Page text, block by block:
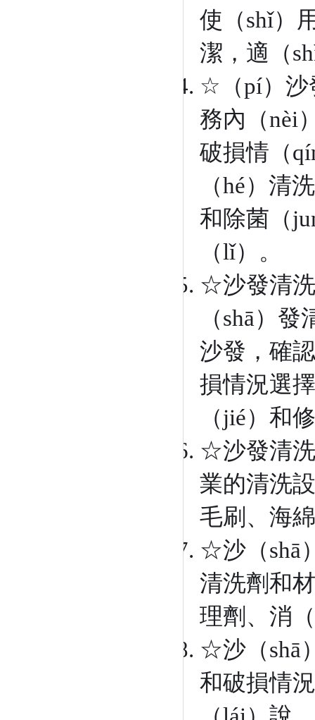
使（shǐ）
潔，適（
☆（pí）沙
務內（nèi
破損情（
（hé）清
和除菌（
（lǐ）。
☆沙發清洗
（shā）
沙發，確
損情況選
（jié）和
☆沙發清
業的清洗
毛刷、海
☆沙（shā
清洗劑和
理劑、消
☆沙（shā
和破損情